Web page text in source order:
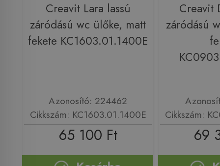
Creavit Lara lassú
záródású wc ülőke, matt
fekete KC1603.01.1400E
Azonosító: 224462
Cikkszám: KC1603.01.1400E
65 100 Ft
Creavit
záródású
Cikkszám:
69